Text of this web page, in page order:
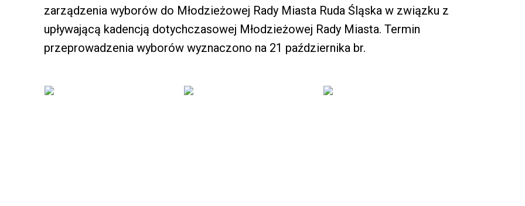
zarządzenia wyborów do Młodzieżowej Rady Miasta Ruda Śląska w związku z
upływającą kadencją dotychczasowej Młodzieżowej Rady Miasta. Termin
przeprowadzenia wyborów wyznaczono na 21 października br.